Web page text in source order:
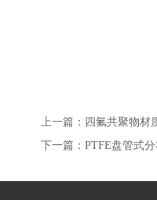
上一篇： 四氟共聚物材
下一篇： PTFE盘管式